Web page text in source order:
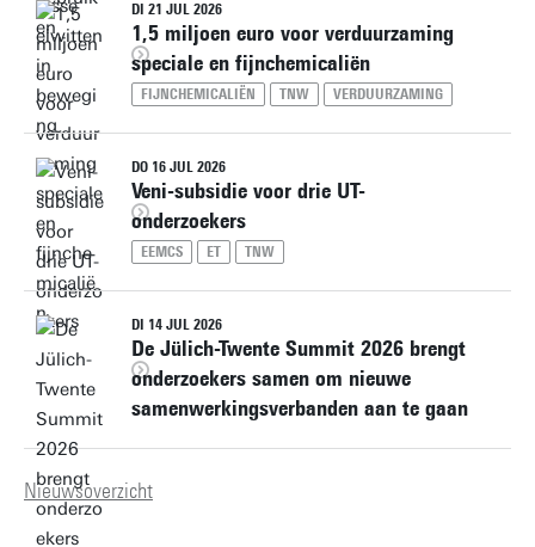
DI 21 JUL 2026
1,5 miljoen euro voor verduurzaming
speciale en fijnchemicaliën
FIJNCHEMICALIËN TNW VERDUURZAMING
DO 16 JUL 2026
Veni-subsidie voor drie UT-
onderzoekers
EEMCS ET TNW
DI 14 JUL 2026
De Jülich-Twente Summit 2026 brengt
onderzoekers samen om nieuwe
samenwerkingsverbanden aan te gaan
Nieuwsoverzicht